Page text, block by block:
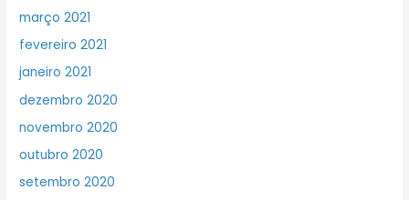
março 2021
fevereiro 2021
janeiro 2021
dezembro 2020
novembro 2020
outubro 2020
setembro 2020